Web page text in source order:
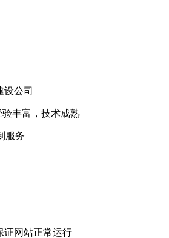
设公司
验丰富，技术成熟
服务
证网站正常运行